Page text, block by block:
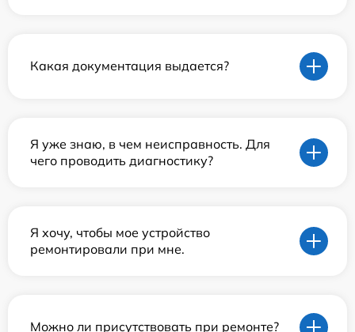
Какая документация выдается?
Я уже знаю, в чем неисправность. Для
чего проводить диагностику?
Я хочу, чтобы мое устройство
ремонтировали при мне.
Можно ли присутствовать при ремонте?